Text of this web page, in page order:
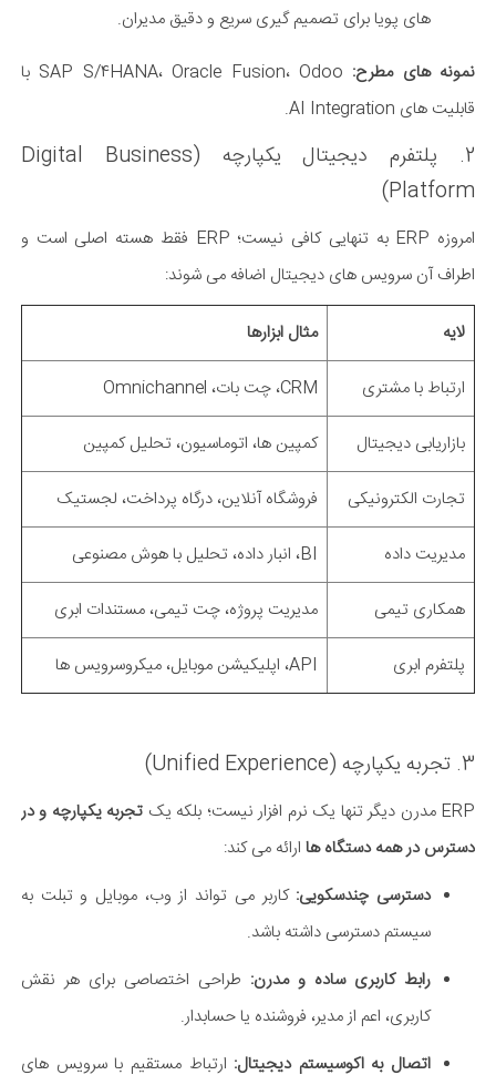
های پویا برای تصمیم گیری سریع و دقیق مدیران.
نمونه های مطرح:
SAP S/4HANA، Oracle Fusion، Odoo با
قابلیت های AI Integration.
2. پلتفرم دیجیتال یکپارچه (Digital Business
Platform)
امروزه ERP به تنهایی کافی نیست؛ ERP فقط هسته اصلی است و
اطراف آن سرویس های دیجیتال اضافه می شوند:
لایه
مثال ابزارها
ارتباط با مشتری
CRM، چت بات، Omnichannel
بازاریابی دیجیتال
کمپین ها، اتوماسیون، تحلیل کمپین
تجارت الکترونیکی
فروشگاه آنلاین، درگاه پرداخت، لجستیک
مدیریت داده
BI، انبار داده، تحلیل با هوش مصنوعی
همکاری تیمی
مدیریت پروژه، چت تیمی، مستندات ابری
پلتفرم ابری
API، اپلیکیشن موبایل، میکروسرویس ها
3. تجربه یکپارچه (Unified Experience)
ERP مدرن دیگر تنها یک نرم افزار نیست؛ بلکه یک
تجربه یکپارچه و در
دسترس در همه دستگاه ها ارائه می کند:
دسترسی چندسکویی: کاربر می تواند از وب، موبایل و تبلت به
سیستم دسترسی داشته باشد.
رابط کاربری ساده و مدرن: طراحی اختصاصی برای هر نقش
کاربری، اعم از مدیر، فروشنده یا حسابدار.
اتصال به اکوسیستم دیجیتال: ارتباط مستقیم با سرویس های